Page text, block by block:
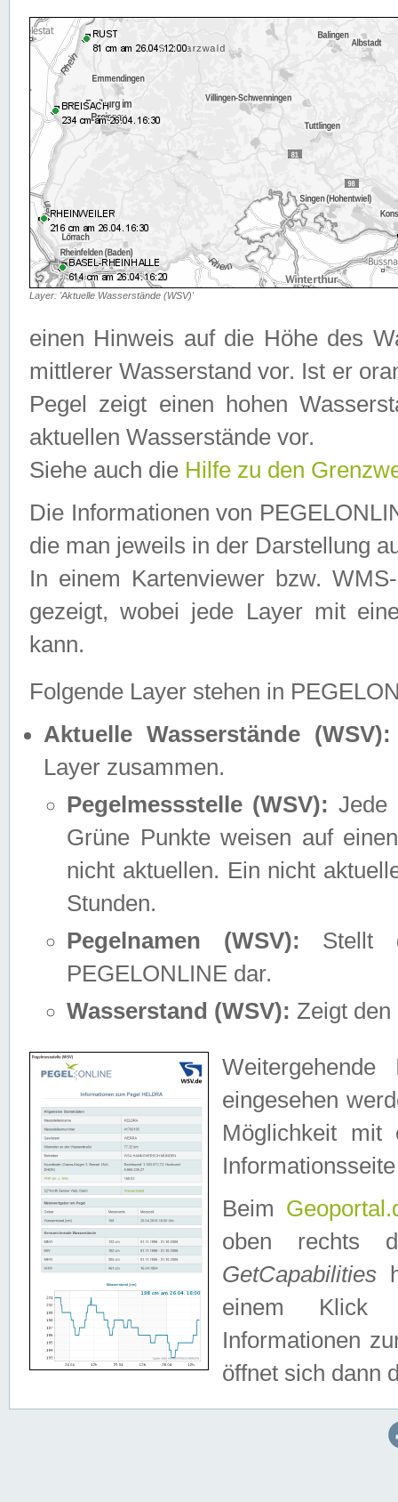
Layer: 'Aktuelle Wasserstände (WSV)'
einen Hinweis auf die Höhe des
mittlerer Wasserstand vor. Ist er
Pegel zeigt einen hohen
aktuellen Wasserstände vor.
Siehe auch die Hilfe zu den
Die Informationen von
die man jeweils in der Darstellung
In einem Kartenviewer bzw.
gezeigt, wobei jede Layer mit
kann.
Folgende Layer stehen in
Aktuelle Wasserstände (WSV):
Layer zusammen.
Pegelmessstelle (WSV): Jede
Grüne Punkte weisen auf
nicht aktuellen. Ein nicht
Stunden.
Pegelnamen (WSV): Stellt
PEGELONLINE dar.
Wasserstand (WSV): Zeigt den
eingesehen
Möglichkeit mit
Beim
oben rechts
GetCapabilities
einem Klick
Informationen
öffnet sich dann